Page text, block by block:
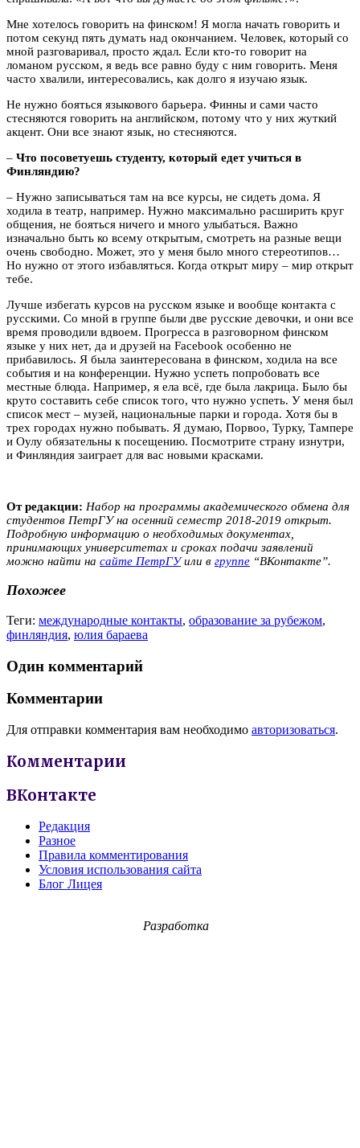
Мне хотелось говорить на финском! Я могла начать говорить и
потом секунд пять думать над окончанием. Человек, который со
мной разговаривал, просто ждал. Если кто-то говорит на
ломаном русском, я ведь все равно буду с ним говорить. Меня
часто хвалили, интересовались, как долго я изучаю язык.
Не нужно бояться языкового барьера. Финны и сами часто
стесняются говорить на английском, потому что у них жуткий
акцент. Они все знают язык, но стесняются.
– Что посоветуешь студенту, который едет учиться в
Финляндию?
– Нужно записываться там на все курсы, не сидеть дома. Я
ходила в театр, например. Нужно максимально расширить круг
общения, не бояться ничего и много улыбаться. Важно
изначально быть ко всему открытым, смотреть на разные вещи
очень свободно. Может, это у меня было много стереотипов…
Но нужно от этого избавляться. Когда открыт миру – мир открыт
тебе.
Лучше избегать курсов на русском языке и вообще контакта с
русскими. Со мной в группе были две русские девочки, и они все
время проводили вдвоем. Прогресса в разговорном финском
языке у них нет, да и друзей на Facebook особенно не
прибавилось. Я была заинтересована в финском, ходила на все
события и на конференции. Нужно успеть попробовать все
местные блюда. Например, я ела всё, где была лакрица. Было бы
круто составить себе список того, что нужно успеть. У меня был
список мест – музей, национальные парки и города. Хотя бы в
трех городах нужно побывать. Я думаю, Порвоо, Турку, Тампере
и Оулу обязательны к посещению. Посмотрите страну изнутри,
и Финляндия заиграет для вас новыми красками.
От редакции: Набор на программы академического обмена для
студентов ПетрГУ на осенний семестр 2018-2019 открыт.
Подробную информацию о необходимых документах,
принимающих университетах и сроках подачи заявлений
можно найти на сайте ПетрГУили в группе “ВКонтакте”.
Похожее
Теги: международные контакты, образование за рубежом,
финляндия, юлия бараева
Один комментарий
Комментарии
Для отправки комментария вам необходимо авторизоваться.
Комментарии
ВКонтакте
Редакция
Разное
Правила комментирования
Условия использования сайта
Блог Лицея
Разработка